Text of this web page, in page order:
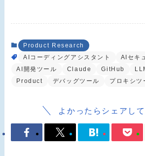
Product Research
AIコーディングアシスタント
AIセキ
AI開発ツール
Claude GitHub
Product
デバッグツール プロキシツ
よかったらシェアして